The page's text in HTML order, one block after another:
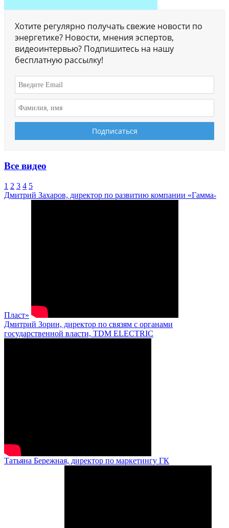
Хотите регулярно получать свежие новости по
энергетике? Новости, мнения эспертов,
видеоинтервью? Подпишитесь на нашу
бесплатную рассылку!
Все видео
1 2 3 4 5
Дмитрий Захаров, директор по развитию компании «Гамма-
Пласт»
Дмитрий Зорин, директор по связям с органами
государственной власти, TDM ELECTRIC
Татьяна Бережная, директор по маркетингу ГК